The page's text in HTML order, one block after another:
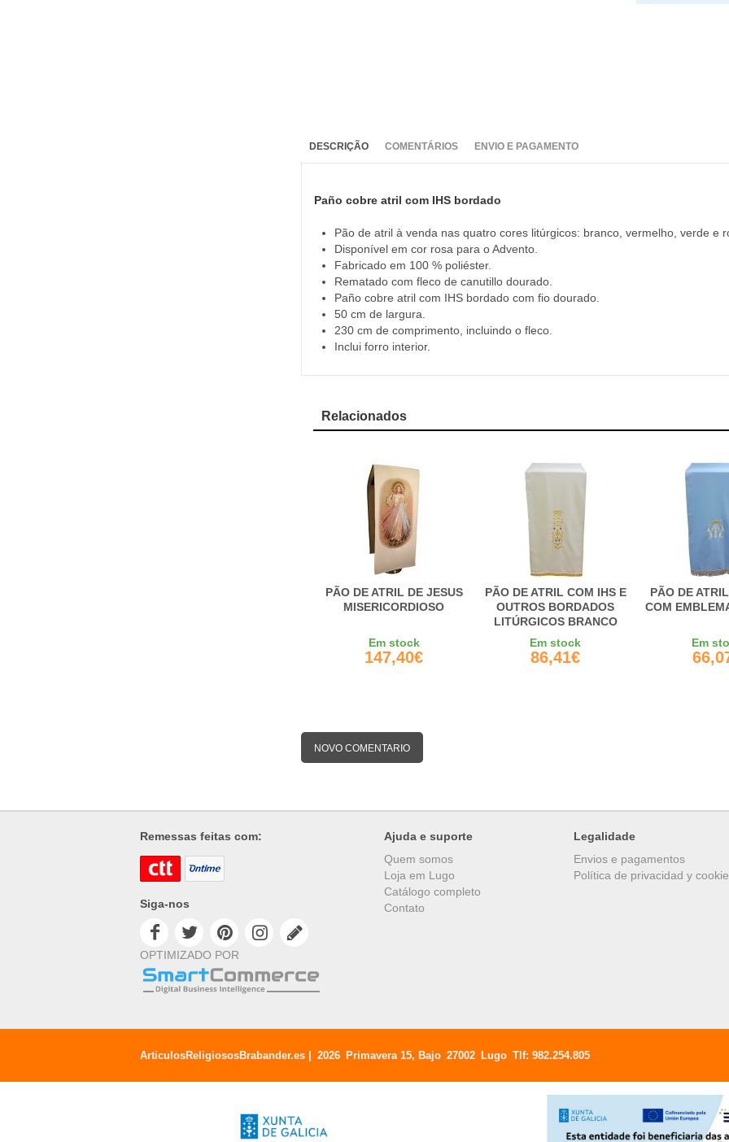
DESCRIÇÃO COMENTÁRIOS ENVIO E PAGAMENTO
Paño cobre atril com IHS bordado
Pão de atril à venda nas quatro cores litúrgicos: branco, vermelho, verde e
Disponível em cor rosa para o Advento.
Fabricado em 100 % poliéster.
Rematado com fleco de canutillo dourado.
Paño cobre atril com IHS bordado com fio dourado.
50 cm de largura.
230 cm de comprimento, incluindo o fleco.
Inclui forro interior.
Relacionados
PÃO DE ATRIL DE JESUS
MISERICORDIOSO
Em stock
147,40€
PÃO DE ATRIL COM IHS E
OUTROS BORDADOS
LITÚRGICOS BRANCO
Em stock
86,41€
PÃO DE
COM
Em
NOVO COMENTARIO
Remessas feitas com:
Siga-nos
OPTIMIZADO POR
Ajuda e suporte
Quem somos
Loja em Lugo
Catálogo completo
Contato
Legalidade
Envios e pagamentos
Política de privacidad y
ArticulosReligiososBrabander.es | 2026 Primavera 15, Bajo 27002 Lugo Tlf: 982.254.805